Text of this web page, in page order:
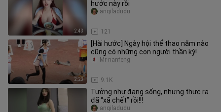
2:43
hước này rồi
121
anqiladudu
2:23
[Hài hước] Ngày hội thể thao năm nào
cũng có những con người thần kỳ!
9.1K
Mr-nanfeng
Tưởng như đang sống, nhưng thực ra
đã “xã chết” rồi!!!
anqiladudu